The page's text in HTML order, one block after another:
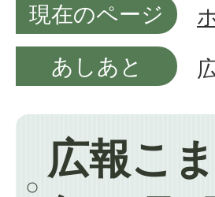
現在のページ
あしあと
広報こ